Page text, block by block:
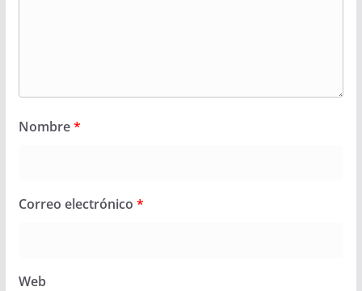
Nombre*
Correo electrónico *
Web